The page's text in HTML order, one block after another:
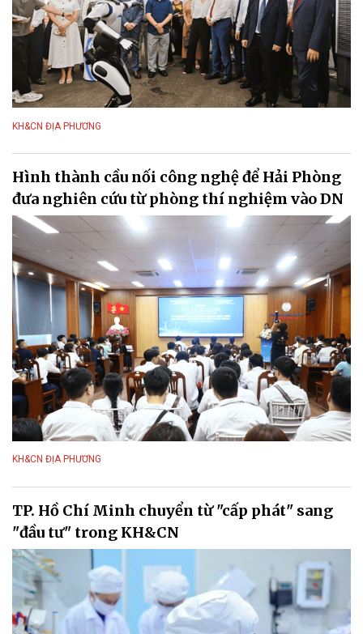
KH&CN ĐỊA PHƯƠNG
Hình thành cầu nối công nghệ để Hải Phòng
đưa nghiên cứu từ phòng thí nghiệm vào DN
KH&CN ĐỊA PHƯƠNG
TP. Hồ Chí Minh chuyển từ "cấp phát" sang
"đầu tư" trong KH&CN